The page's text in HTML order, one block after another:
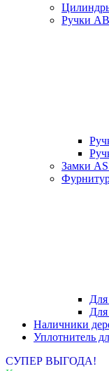
Ручки
Замки
Наличники
Уплотнитель
СУПЕР ВЫГОДА!